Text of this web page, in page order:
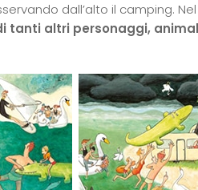
dall’alto il camping.
tanti altri personaggi,